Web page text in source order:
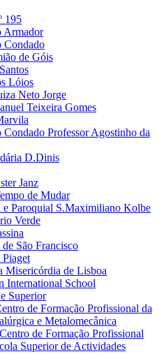
195
Armador
Condado
de Góis
Lóios
Neto Jorge
Teixeira Gomes
Professor Agostinho da
D.Dinis
Janz
de Mudar
e Paroquial S.Maximiliano Kolbe
Verde
São Francisco
Misericórdia de Lisboa
International School
Superior
de Formação Profissional da
e Metalomecânica
de Formação Profissional
Superior de Actividades